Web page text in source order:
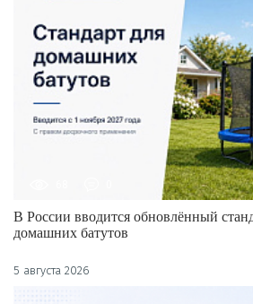
В России вводится обновлённый
домашних батутов
5 августа 2026